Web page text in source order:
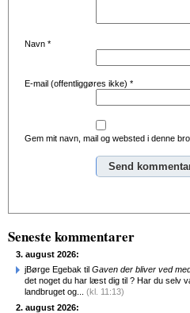
Navn *
E-mail (offentliggøres ikke) *
Gem mit navn, mail og websted i denne
Seneste kommentarer
3. august 2026:
jBørge Egebak til Gaven der bliver ved
det noget du har læst dig til ? Har du selv
landbruget og... (kl. 11:13)
2. august 2026: